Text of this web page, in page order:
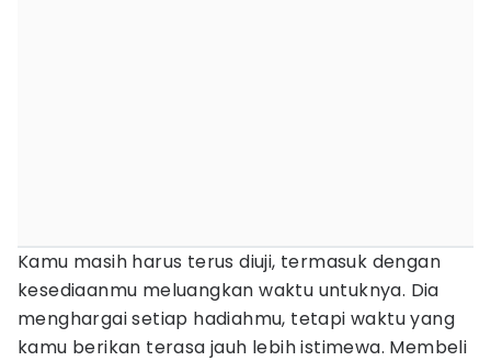
Kamu masih harus terus diuji, termasuk dengan
kesediaanmu meluangkan waktu untuknya. Dia
menghargai setiap hadiahmu, tetapi waktu yang
kamu berikan terasa jauh lebih istimewa. Membeli